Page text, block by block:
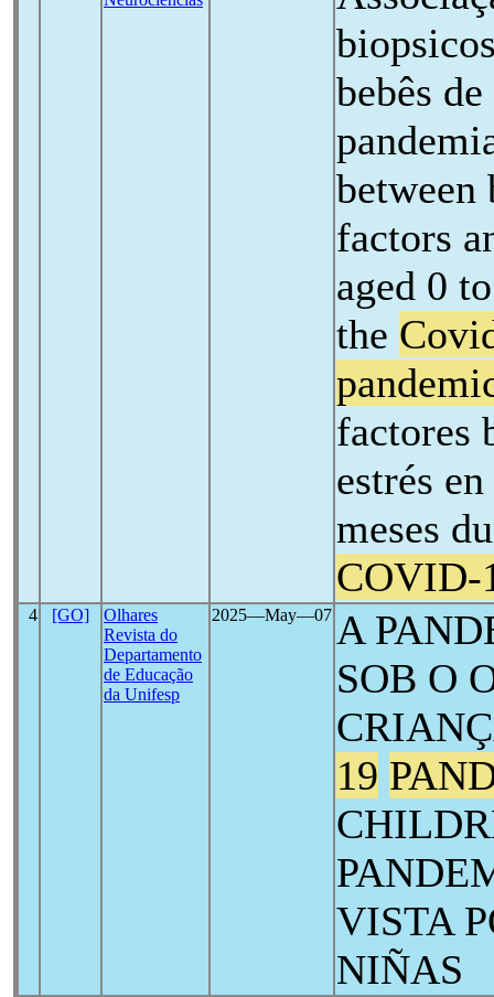
bebês
between
factors
aged 0
the
factores
estrés
meses
COVID-
4 [GO]
Olhares
Revista do
Departamento
de Educação
da Unifesp
2025―May―07 A
SOB O
19
VISTA
NIÑAS